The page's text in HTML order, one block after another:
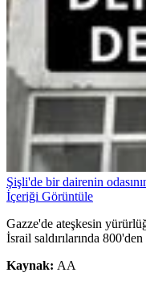
Şişli'de bir dairenin
İçeriği Görüntüle
Gazze'de ateşkesin
İsrail saldırılarında
Kaynak: AA